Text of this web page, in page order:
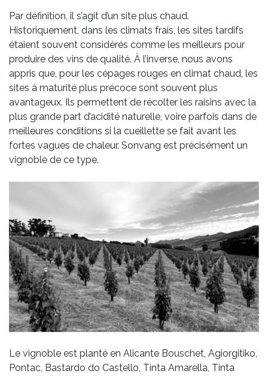
Par définition, il s’agit d’un site plus chaud.
Historiquement, dans les climats frais, les sites tardifs
étaient souvent considérés comme les meilleurs pour
produire des vins de qualité. À l’inverse, nous avons
appris que, pour les cépages rouges en climat chaud, les
sites à maturité plus précoce sont souvent plus
avantageux. Ils permettent de récolter les raisins avec la
plus grande part d’acidité naturelle, voire parfois dans de
meilleures conditions si la cueillette se fait avant les
fortes vagues de chaleur. Sonvang est précisément un
vignoble de ce type.
Le vignoble est planté en Alicante Bouschet, Agiorgitiko,
Pontac, Bastardo do Castello, Tinta Amarella, Tinta